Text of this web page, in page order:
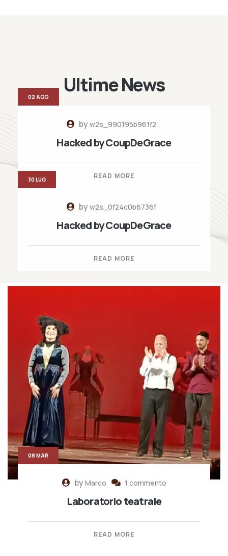
Ultime News
byw2s_990195b961f2
Hacked by CoupDeGrace
READ MORE
02 AGO
byw2s_0f24c0b6736f
Hacked by CoupDeGrace
READ MORE
30 LUG
byMarco 1 commento
Laboratorio teatrale
READ MORE
08 MAR